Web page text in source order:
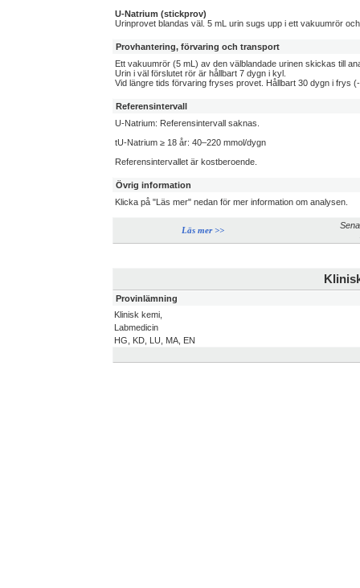
U-Natrium (stickprov)
Urinprovet blandas väl. 5 mL urin sugs upp i ett vakuumrör
Provhantering, förvaring och transport
Ett vakuumrör (5 mL) av den välblandade urinen skickas till
Urin i väl förslutet rör är hållbart 7 dygn i kyl.
Vid längre tids förvaring fryses provet. Hållbart 30 dygn i frys
Referensintervall
U-Natrium: Referensintervall saknas.
tU-Natrium ≥ 18 år: 40–220 mmol/dygn
Referensintervallet är kostberoende.
Övrig information
Klicka på "Läs mer" nedan för mer information om analysen.
Läs mer >>
Provinlämning
Klinisk kemi,
Labmedicin
HG, KD, LU, MA, EN